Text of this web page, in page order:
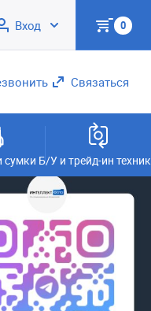
Вход 0
Связаться
сумки Б/У и трейд-ин